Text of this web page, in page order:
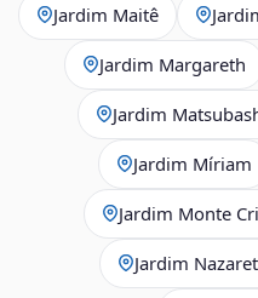
Jardim Maitê
Jardim Margareth
Jardim
Jardim Míriam
Jardim Monte
Jardim